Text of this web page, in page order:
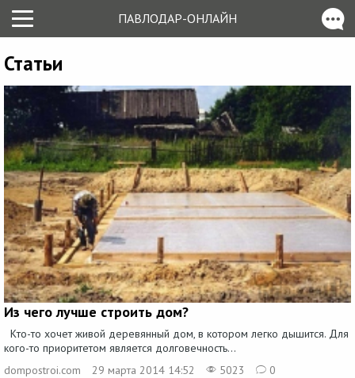
ПАВЛОДАР-ОНЛАЙН
Статьи
Из чего лучше строить дом?
Кто-то хочет живой деревянный дом, в котором легко дышится. Для
кого-то приоритетом является долговечность...
dompostroi.com
29 марта 2014 14:52 5023 0